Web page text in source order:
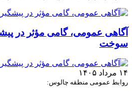
آگاهی عمومی، گامی مؤثر در
سوخت
۱۴ مرداد ۱۴۰۵
روابط عمومی منطقه چالوس: